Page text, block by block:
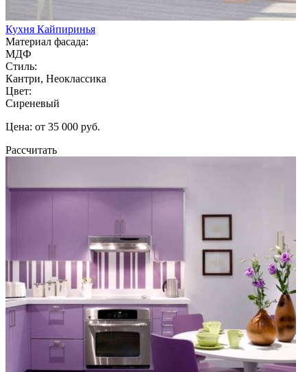
Кухня Кайпиринья
Материал фасада:
МДФ
Стиль:
Кантри, Неоклассика
Цвет:
Сиреневый
Цена: от 35 000 руб.
Рассчитать